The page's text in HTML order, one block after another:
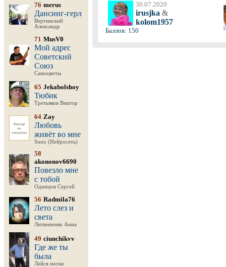
76 merus
Дансинг-герл
Вертинский
Александр
71 MusV0
Мой адрес
Советский
Союз
Самоцветы
65 Jekabolshoy
Тюбик
Третьяков Виктор
64 Zay
Любовь
живёт во мне
Suno (Нейросеть)
58
akononov6690
Повезло мне
с тобой
Одинцов Сергей
56 Radmila76
Лето слез и
света
Литвиненко Анна
49 ciunchikvv
Где же ты
была
Лейся песня
30.07.2020
irusjka &
kolom1957
Баллов: 150